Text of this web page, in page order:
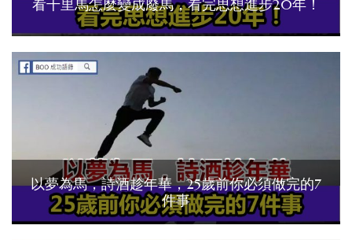
看千里馬怎麼變成廢馬，看完思想進步20年！
以夢為馬，詩酒趁年華，25歲前你必須做完的7
件事